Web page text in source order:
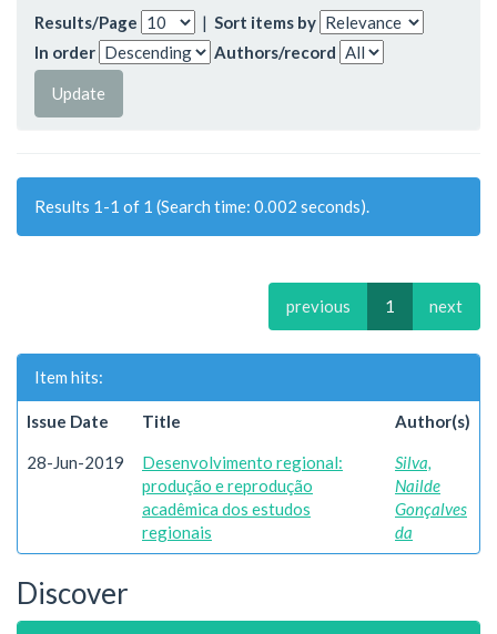
Results/Page | Sort items by
In order
Authors/record
Results 1-1 of 1 (Search time: 0.002 seconds).
previous 1 next
Item hits:
Issue Date Title Author(s)
28-Jun-2019
Desenvolvimento regional:
produção e reprodução
acadêmica dos estudos
regionais
Silva,
Nailde
Gonçalves
da
Discover